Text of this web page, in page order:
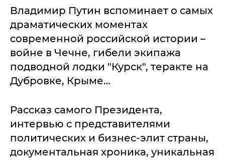
Владимир Путин вспоминает о самых
драматических моментах
современной российской истории –
войне в Чечне, гибели экипажа
подводной лодки "Курск", теракте на
Дубровке, Крыме…
Рассказ самого Президента,
интервью с представителями
политических и бизнес-элит страны,
документальная хроника, уникальная